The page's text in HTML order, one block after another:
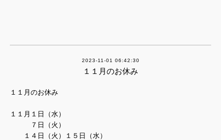
2023-11-01 06:42:30
１１月のお休み
１１月のお休み
１１月１日（水）
７日（火）
１４日（火）１５日（水）